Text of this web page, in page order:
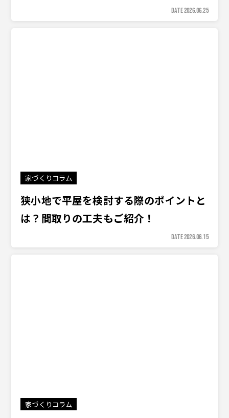
DATE 2026.06.25
家づくりコラム
狭小地で平屋を検討する際のポイントと
は？間取りの工夫もご紹介！
DATE 2026.06.15
家づくりコラム